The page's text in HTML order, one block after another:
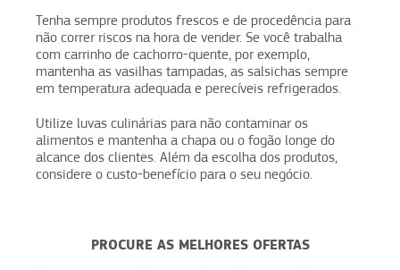
Tenha sempre produtos frescos e de procedência para
não correr riscos na hora de vender. Se você trabalha
com carrinho de cachorro-quente, por exemplo,
mantenha as vasilhas tampadas, as salsichas sempre
em temperatura adequada e perecíveis refrigerados.
Utilize luvas culinárias para não contaminar os
alimentos e mantenha a chapa ou o fogão longe do
alcance dos clientes. Além da escolha dos produtos,
considere o custo-benefício para o seu negócio.
PROCURE AS MELHORES OFERTAS